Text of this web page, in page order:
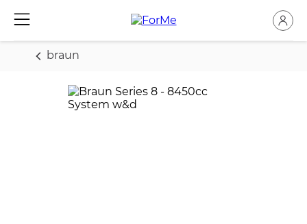
braun